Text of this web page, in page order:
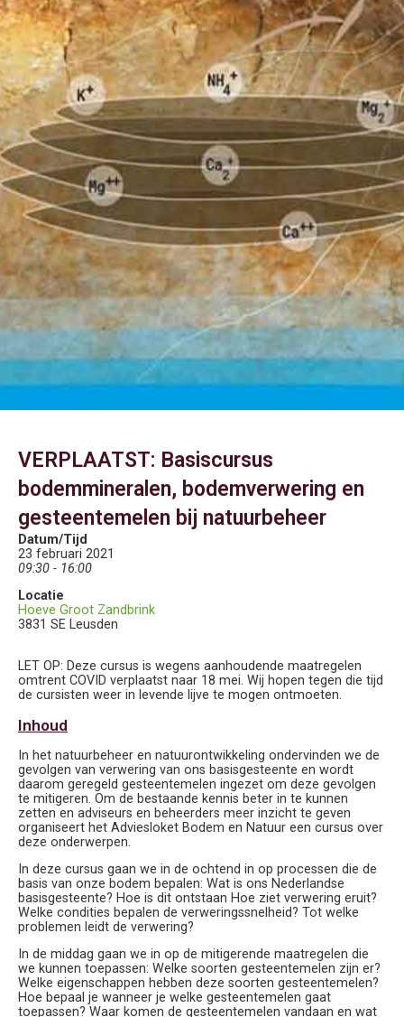
VERPLAATST: Basiscursus
bodemmineralen, bodemverwering en
gesteentemelen bij natuurbeheer
Datum/Tijd
23 februari 2021
09:30 - 16:00
Locatie
Hoeve Groot Zandbrink
3831 SE Leusden
LET OP: Deze cursus is wegens aanhoudende maatregelen
omtrent COVID verplaatst naar 18 mei. Wij hopen tegen die tijd
de cursisten weer in levende lijve te mogen ontmoeten.
Inhoud
In het natuurbeheer en natuurontwikkeling ondervinden we de
gevolgen van verwering van ons basisgesteente en wordt
daarom geregeld gesteentemelen ingezet om deze gevolgen
te mitigeren. Om de bestaande kennis beter in te kunnen
zetten en adviseurs en beheerders meer inzicht te geven
organiseert het Adviesloket Bodem en Natuur een cursus over
deze onderwerpen.
In deze cursus gaan we in de ochtend in op processen die de
basis van onze bodem bepalen: Wat is ons Nederlandse
basisgesteente? Hoe is dit ontstaan Hoe ziet verwering eruit?
Welke condities bepalen de verweringssnelheid? Tot welke
problemen leidt de verwering?
In de middag gaan we in op de mitigerende maatregelen die
we kunnen toepassen: Welke soorten gesteentemelen zijn er?
Welke eigenschappen hebben deze soorten gesteentemelen?
Hoe bepaal je wanneer je welke gesteentemelen gaat
toepassen? Waar komen de gesteentemelen vandaan en wat